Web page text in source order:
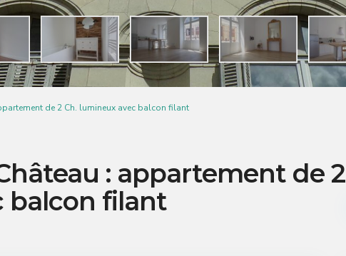
de 2 Ch. lumineux avec balcon filant
: appartement de 2
balcon filant